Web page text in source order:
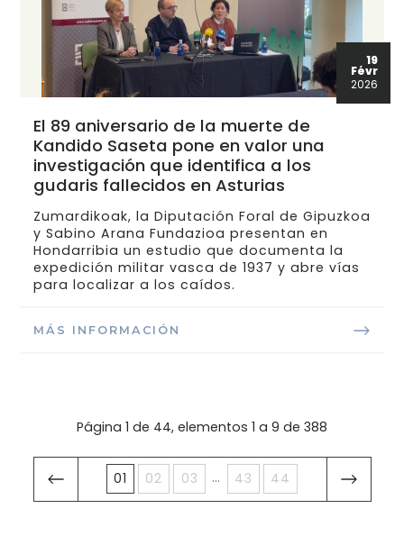
19
Févr
2026
El 89 aniversario de la muerte de
Kandido Saseta pone en valor una
investigación que identifica a los
gudaris fallecidos en Asturias
Zumardikoak, la Diputación Foral de Gipuzkoa
y Sabino Arana Fundazioa presentan en
Hondarribia un estudio que documenta la
expedición militar vasca de 1937 y abre vías
para localizar a los caídos.
MÁS INFORMACIÓN
Página 1 de 44, elementos 1 a 9 de 388
01 02 03 ... 43 44